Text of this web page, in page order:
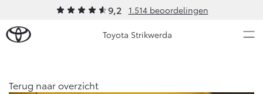
9,2 1.514 beoordelingen
Toyota Strikwerda
Terug naar overzicht